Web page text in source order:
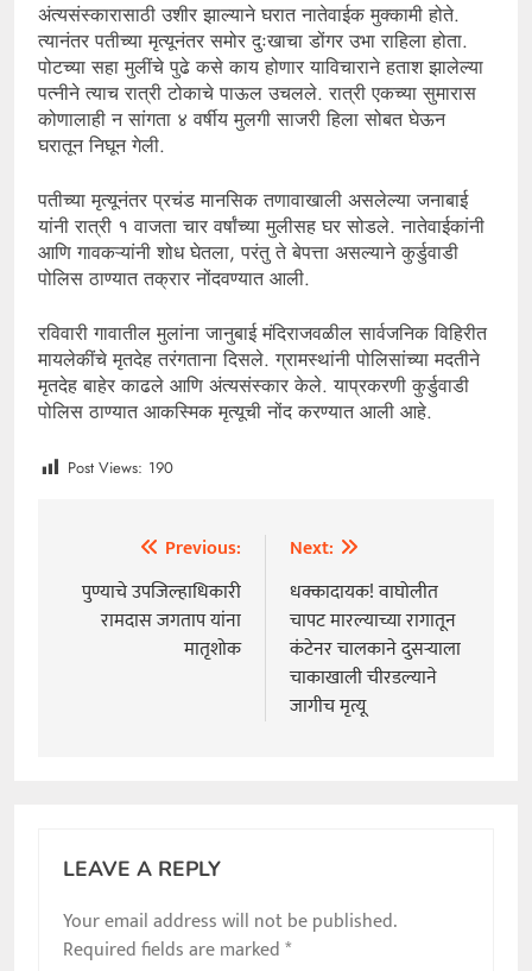
अंत्यसंस्कारासाठी उशीर झाल्याने घरात नातेवाईक मुक्कामी होते.
त्यानंतर पतीच्या मृत्यूनंतर समोर दुःखाचा डोंगर उभा राहिला होता.
पोटच्या सहा मुलींचे पुढे कसे काय होणार याविचाराने हताश झालेल्या
पत्नीने त्याच रात्री टोकाचे पाऊल उचलले. रात्री एकच्या सुमारास
कोणालाही न सांगता ४ वर्षीय मुलगी साजरी हिला सोबत घेऊन
घरातून निघून गेली.
पतीच्या मृत्यूनंतर प्रचंड मानसिक तणावाखाली असलेल्या जनाबाई
यांनी रात्री १ वाजता चार वर्षांच्या मुलीसह घर सोडले. नातेवाईकांनी
आणि गावकऱ्यांनी शोध घेतला, परंतु ते बेपत्ता असल्याने कुर्डुवाडी
पोलिस ठाण्यात तक्रार नोंदवण्यात आली.
रविवारी गावातील मुलांना जानुबाई मंदिराजवळील सार्वजनिक विहिरीत
मायलेकींचे मृतदेह तरंगताना दिसले. ग्रामस्थांनी पोलिसांच्या मदतीने
मृतदेह बाहेर काढले आणि अंत्यसंस्कार केले. याप्रकरणी कुर्डुवाडी
पोलिस ठाण्यात आकस्मिक मृत्यूची नोंद करण्यात आली आहे.
Post Views: 190
navigation
Previous:
पुण्याचे उपजिल्हाधिकारी
रामदास जगताप यांना
मातृशोक
Next:
धक्कादायक! वाघोलीत
चापट मारल्याच्या रागातून
कंटेनर चालकाने दुसऱ्याला
चाकाखाली चीरडल्याने
जागीच मृत्यू
LEAVE A REPLY
Your email address will not be published.
Required fields are marked*